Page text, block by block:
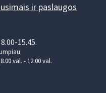
ir paslaugos
15.45.
val. - 12.00 val.